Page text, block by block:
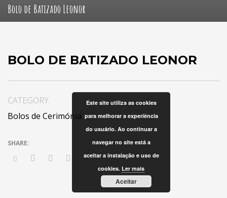
Bolo de Batizado Leonor
BOLO DE BATIZADO LEONOR
CATEGORY
Bolos de Cerimónia
Este site utiliza as cookies
para melhorar a experiência
do usuário. Ao continuar a
navegar no site está a
aceitar a instalação e uso de
cookies. Ler mais
Aceitar